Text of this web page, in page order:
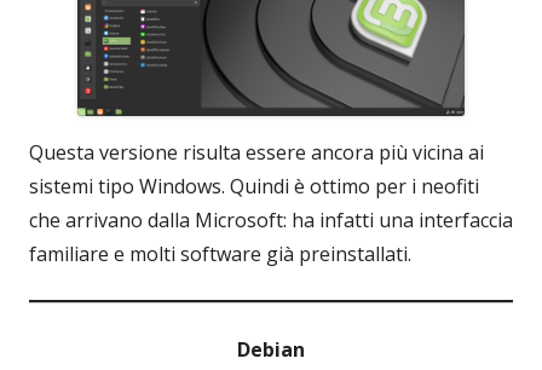
Questa versione risulta essere ancora più vicina ai
sistemi tipo Windows. Quindi è ottimo per i neofiti
che arrivano dalla Microsoft: ha infatti una interfaccia
familiare e molti software già preinstallati.
Debian